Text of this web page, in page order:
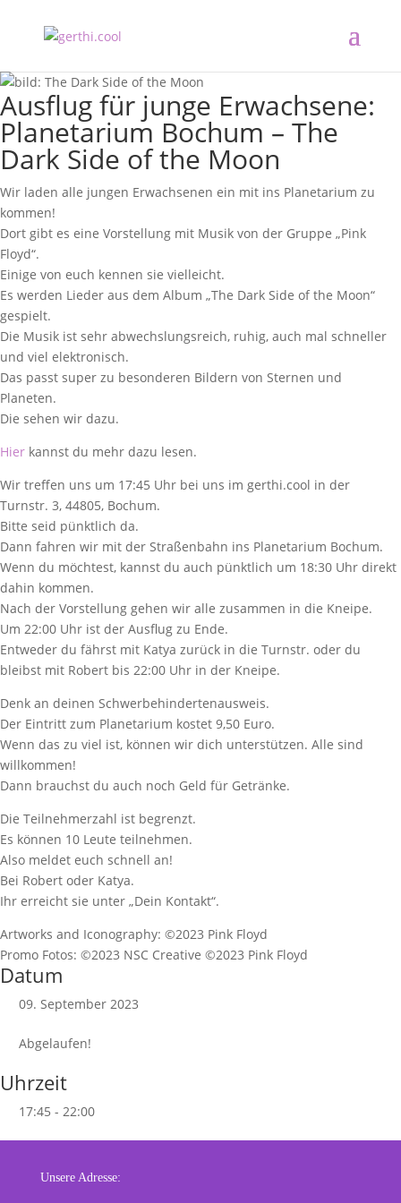
Ausflug für junge Erwachsene:
Planetarium Bochum – The
Dark Side of the Moon
Wir laden alle jungen Erwachsenen ein mit ins Planetarium zu
kommen!
Dort gibt es eine Vorstellung mit Musik von der Gruppe „Pink
Floyd“.
Einige von euch kennen sie vielleicht.
Es werden Lieder aus dem Album „The Dark Side of the Moon“
gespielt.
Die Musik ist sehr abwechslungsreich, ruhig, auch mal schneller
und viel elektronisch.
Das passt super zu besonderen Bildern von Sternen und
Planeten.
Die sehen wir dazu.
Hier kannst du mehr dazu lesen.
Wir treffen uns um 17:45 Uhr bei uns im gerthi.cool in der
Turnstr. 3, 44805, Bochum.
Bitte seid pünktlich da.
Dann fahren wir mit der Straßenbahn ins Planetarium Bochum.
Wenn du möchtest, kannst du auch pünktlich um 18:30 Uhr direkt
dahin kommen.
Nach der Vorstellung gehen wir alle zusammen in die Kneipe.
Um 22:00 Uhr ist der Ausflug zu Ende.
Entweder du fährst mit Katya zurück in die Turnstr. oder du
bleibst mit Robert bis 22:00 Uhr in der Kneipe.
Denk an deinen Schwerbehindertenausweis.
Der Eintritt zum Planetarium kostet 9,50 Euro.
Wenn das zu viel ist, können wir dich unterstützen. Alle sind
willkommen!
Dann brauchst du auch noch Geld für Getränke.
Die Teilnehmerzahl ist begrenzt.
Es können 10 Leute teilnehmen.
Also meldet euch schnell an!
Bei Robert oder Katya.
Ihr erreicht sie unter „Dein Kontakt“.
Artworks and Iconography: ©2023 Pink Floyd
Promo Fotos: ©2023 NSC Creative ©2023 Pink Floyd
Datum
09. September 2023
Abgelaufen!
Uhrzeit
17:45 - 22:00
Unsere Adresse: